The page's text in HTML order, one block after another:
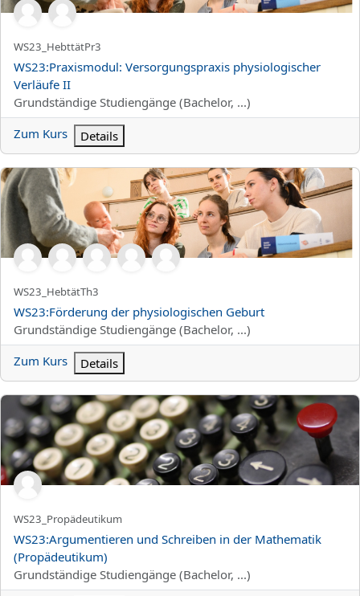
Kurzer Kursname
WS23_HebttätPr3
Kursname
WS23:Praxismodul: Versorgungspraxis physiologischer
Verläufe II
Kursbereich
Grundständige Studiengänge (Bachelor, ...)
Zum Kurs
Details
WS23:Förderung der physiologischen Geburt
Kurzer Kursname
WS23_HebtätTh3
Kursname
WS23:Förderung der physiologischen Geburt
Kursbereich
Grundständige Studiengänge (Bachelor, ...)
Zum Kurs
Details
WS23:Argumentieren und Schreiben in der Mathematik
Kurzer Kursname
WS23_Propädeutikum
Kursname
WS23:Argumentieren und Schreiben in der Mathematik
(Propädeutikum)
Kursbereich
Grundständige Studiengänge (Bachelor, ...)